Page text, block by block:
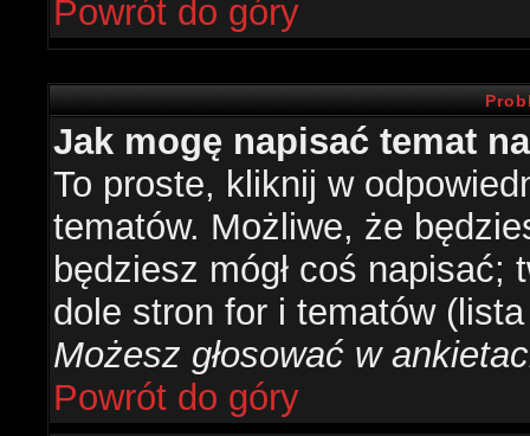
Powrót do góry
Jak mogę napisać temat
To proste, kliknij w
tematów. Możliwe, że
będziesz mógł coś
dole stron for i tematów
Możesz głosować w
Powrót do góry